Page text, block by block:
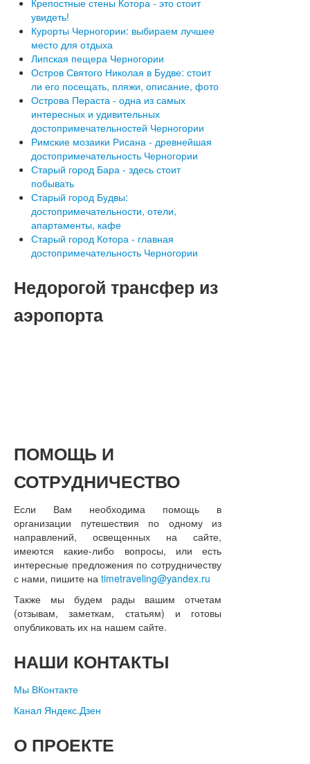
Крепостные стены Котора - это стоит
увидеть!
Курорты Черногории: выбираем лучшее
место для отдыха
Липская пещера Черногории
Остров Святого Николая в Будве: стоит
ли его посещать, пляжи, описание, фото
Острова Пераста - одна из самых
интересных и удивительных
достопримечательностей Черногории
Римские мозаики Рисана - древнейшая
достопримечательность Черногории
Старый город Бара - здесь стоит
побывать
Старый город Будвы:
достопримечательности, отели,
апартаменты, кафе
Старый город Котора - главная
достопримечательность Черногории
Недорогой трансфер из
аэропорта
ПОМОЩЬ И
СОТРУДНИЧЕСТВО
Если Вам необходима помощь в
организации путешествия по одному из
направлений, освещенных на сайте,
имеются какие-либо вопросы, или есть
интересные предложения по сотрудничеству
с нами, пишите на timetraveling@yandex.ru
Также мы будем рады вашим отчетам
(отзывам, заметкам, статьям) и готовы
опубликовать их на нашем сайте.
НАШИ КОНТАКТЫ
Мы ВКонтакте
Канал Яндекс.Дзен
О ПРОЕКТЕ